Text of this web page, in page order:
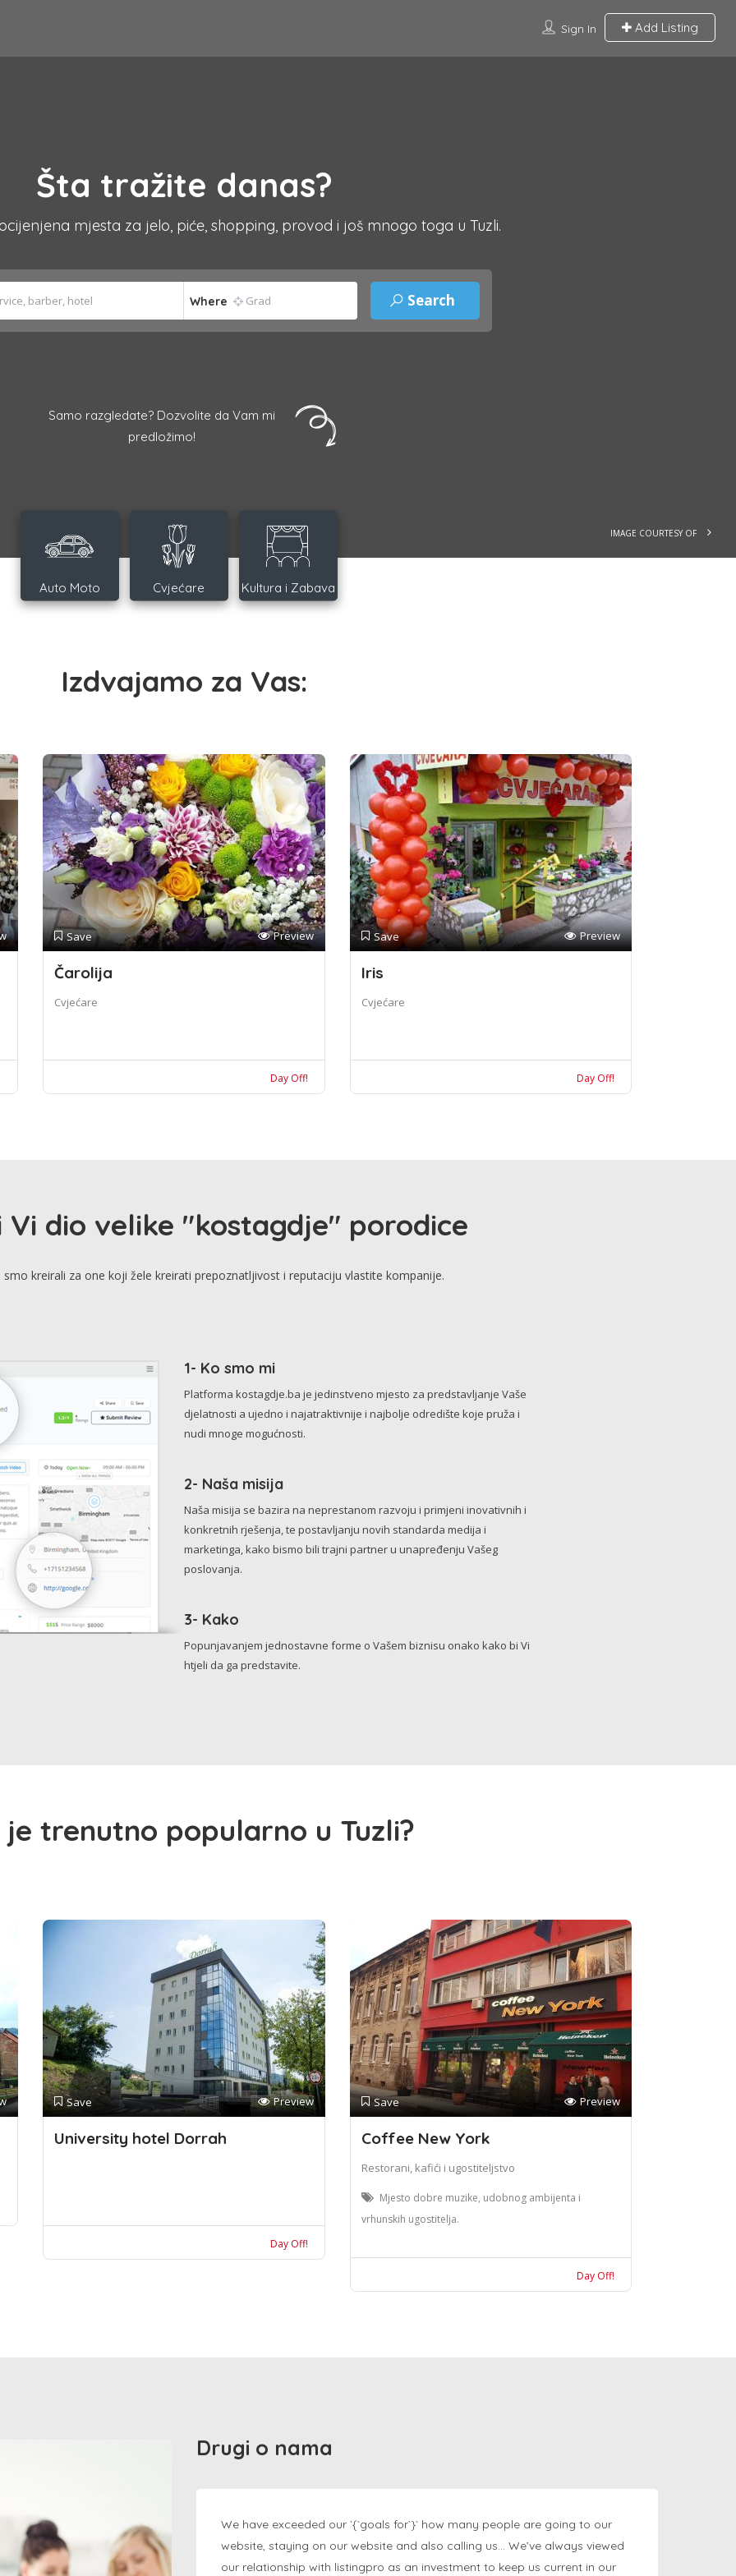
Sign In Add Listing
IMAGE COURTESY OF
Šta tražite danas?
mjesta za jelo, piće, shopping, provod i još mnogo toga u Tuzli.
Where
Samo razgledate? Dozvolite da Vam mi
predložimo!
Auto Moto Cvjećare Kultura i Zabava
Izdvajamo za Vas:
Save Preview
Čarolija
Cvjećare
Day Off!
Save Preview
Iris
Cvjećare
Day Off!
Vi dio velike "kostagdje" porodice
kreirali za one koji žele kreirati prepoznatljivost i reputaciju vlastite kompanije.
1- Ko smo mi
Platforma kostagdje.ba je jedinstveno mjesto za predstavljanje Vaše
djelatnosti a ujedno i najatraktivnije i najbolje odredište koje pruža i
nudi mnoge mogućnosti.
2- Naša misija
Naša misija se bazira na neprestanom razvoju i primjeni inovativnih i
konkretnih rješenja, te postavljanju novih standarda medija i
marketinga, kako bismo bili trajni partner u unapređenju Vašeg
poslovanja.
3- Kako
Popunjavanjem jednostavne forme o Vašem biznisu onako kako bi Vi
htjeli da ga predstavite.
je trenutno popularno u Tuzli?
Save Preview
University hotel Dorrah
Day Off!
Save Preview
Coffee New York
Restorani, kafići i ugostiteljstvo
Mjesto dobre muzike, udobnog ambijenta i
vrhunskih ugostitelja.
Day Off!
Drugi o nama
We have exceeded our `{`goals for`}` how many people are going to our
website, staying on our website and also calling us… We’ve always viewed
our relationship with listingpro as an investment to keep us current in our